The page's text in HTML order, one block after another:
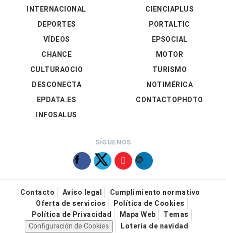
INTERNACIONAL
DEPORTES
VÍDEOS
CIENCIAPLUS
PORTALTIC
EPSOCIAL
CHANCE
CULTURAOCIO
DESCONECTA
EPDATA.ES
INFOSALUS
MOTOR
TURISMO
NOTIMÉRICA
CONTACTOPHOTO
SÍGUENOS
Contacto Aviso legal
Cumplimiento normativo
Oferta de servicios
Política de Cookies
Política de Privacidad
Mapa Web
Temas
Configuración de Cookies
Loteria de navidad